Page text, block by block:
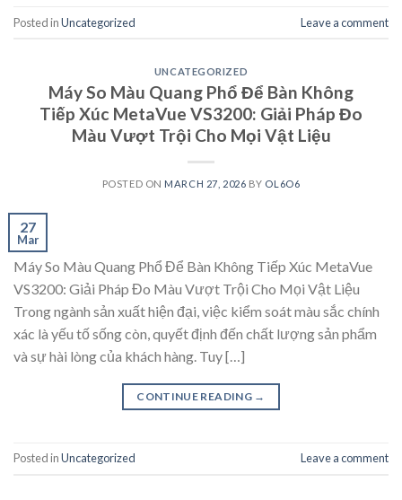
Posted inUncategorized Leave a comment
UNCATEGORIZED
Máy So Màu Quang Phổ Để Bàn Không
Tiếp Xúc MetaVue VS3200: Giải Pháp Đo
Màu Vượt Trội Cho Mọi Vật Liệu
POSTED ON MARCH 27, 2026 BY OL6O6
27
Mar
Máy So Màu Quang Phổ Để Bàn Không Tiếp Xúc MetaVue
VS3200: Giải Pháp Đo Màu Vượt Trội Cho Mọi Vật Liệu
Trong ngành sản xuất hiện đại, việc kiểm soát màu sắc chính
xác là yếu tố sống còn, quyết định đến chất lượng sản phẩm
và sự hài lòng của khách hàng. Tuy […]
CONTINUE READING →
Posted inUncategorized Leave a comment